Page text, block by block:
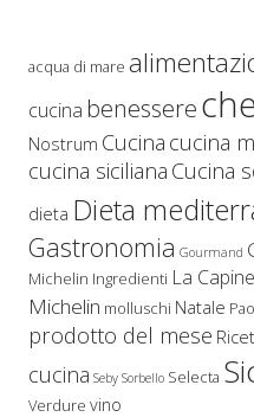
acqua di mare
cucina benessere
Nostrum Cucina cucina
cucina siciliana Cucina
dieta Dieta
Gastronomia Gourmand
Michelin Ingredienti La
Michelin molluschi Natale
prodotto del mese
cucina Seby Sorbello Selecta
Verdure vino